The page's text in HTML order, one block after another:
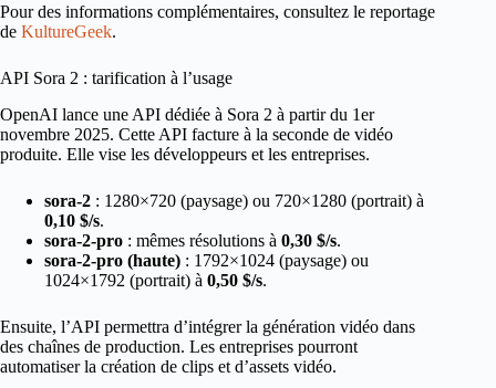
Pour des informations complémentaires, consultez le reportage
de KultureGeek.
API Sora 2 : tarification à l’usage
OpenAI lance une API dédiée à Sora 2 à partir du 1er
novembre 2025. Cette API facture à la seconde de vidéo
produite. Elle vise les développeurs et les entreprises.
sora-2 : 1280×720 (paysage) ou 720×1280 (portrait) à
0,10 $/s.
sora-2-pro : mêmes résolutions à 0,30 $/s.
sora-2-pro (haute) : 1792×1024 (paysage) ou
1024×1792 (portrait) à 0,50 $/s.
Ensuite, l’API permettra d’intégrer la génération vidéo dans
des chaînes de production. Les entreprises pourront
automatiser la création de clips et d’assets vidéo.